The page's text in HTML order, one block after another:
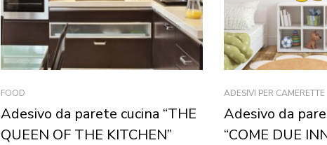
FOOD
Adesivo da parete cucina “THE
QUEEN OF THE KITCHEN”
ADESIVI PER CAMERETTE
Adesivo da
“COME DUE